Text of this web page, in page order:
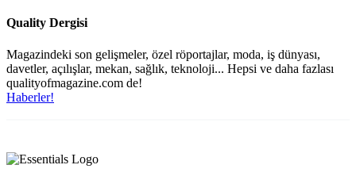
Quality Dergisi
Magazindeki son gelişmeler, özel röportajlar, moda, iş dünyası,
davetler, açılışlar, mekan, sağlık, teknoloji... Hepsi ve daha fazlası
qualityofmagazine.com de!
Haberler!